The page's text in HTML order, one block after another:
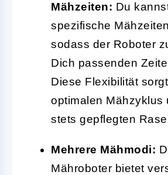
Mähzeiten: Du
spezifische
sodass der Roboter
Dich passenden
Diese Flexibilität
optimalen Mähzyklus
stets gepflegten
Mehrere Mähmodi:
Mähroboter bietet